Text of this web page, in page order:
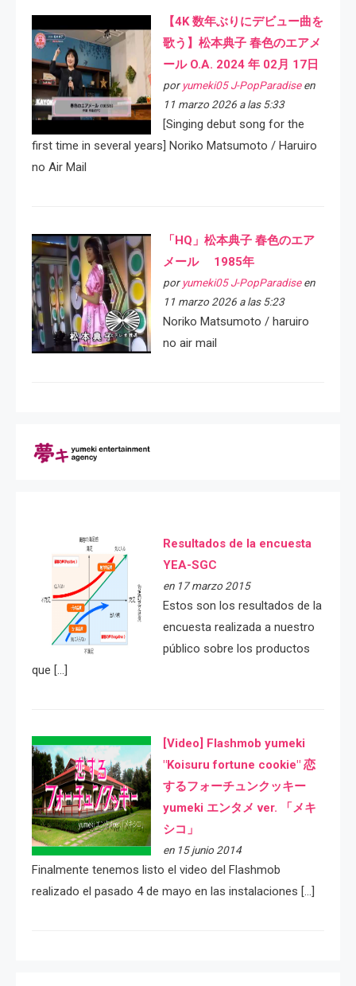
【4K 数年ぶりにデビュー曲を
歌う】松本典子 春色のエアメ
ール O.A. 2024 年 02月 17日
por yumeki05 J-PopParadiseen
11 marzo 2026 a las 5:33
[Singing debut song for the
first time in several years] Noriko Matsumoto / Haruiro
no Air Mail
「HQ」松本典子 春色のエア
メール 1985年
por yumeki05 J-PopParadiseen
11 marzo 2026 a las 5:23
Noriko Matsumoto / haruiro
no air mail
Resultados de la encuesta
YEA-SGC
en 17 marzo 2015
Estos son los resultados de la
encuesta realizada a nuestro
público sobre los productos
que […]
[Video] Flashmob yumeki
"Koisuru fortune cookie" 恋
するフォーチュンクッキー
yumeki エンタメ ver. 「メキ
シコ」
en 15 junio 2014
Finalmente tenemos listo el video del Flashmob
realizado el pasado 4 de mayo en las instalaciones […]